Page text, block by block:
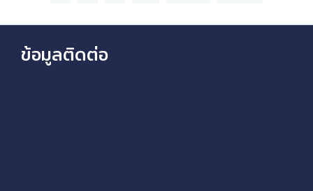
ข้อมูลติดต่อ